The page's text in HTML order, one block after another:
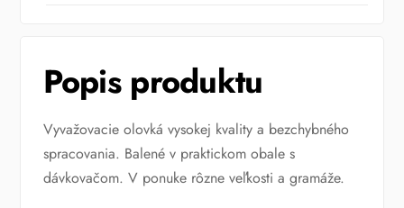
Popis produktu
Vyvažovacie olovká vysokej kvality a bezchybného
spracovania. Balené v praktickom obale s
dávkovačom. V ponuke rôzne veľkosti a gramáže.